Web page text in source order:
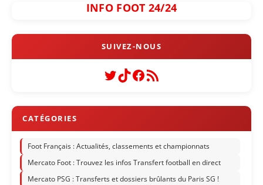
INFO FOOT 24/24
Twitter
TikTok
Facebook
Flux RSS
Foot Français : Actualités, classements et championnats
Mercato Foot : Trouvez les infos Transfert football en direct
Mercato PSG : Transferts et dossiers brûlants du Paris SG !